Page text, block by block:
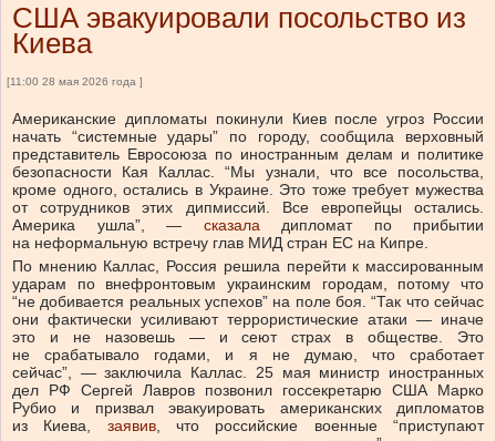
США эвакуировали посольство из
Киева
[11:00 28 мая 2026 года ]
Американские дипломаты покинули Киев после угроз России
начать “системные удары” по городу, сообщила верховный
представитель Евросоюза по иностранным делам и политике
безопасности Кая Каллас. “Мы узнали, что все посольства,
кроме одного, остались в Украине. Это тоже требует мужества
от сотрудников этих дипмиссий. Все европейцы остались.
Америка ушла”, — сказаладипломат по прибытии
на неформальную встречу глав МИД стран ЕС на Кипре.
По мнению Каллас, Россия решила перейти к массированным
ударам по внефронтовым украинским городам, потому что
“не добивается реальных успехов” на поле боя. “Так что сейчас
они фактически усиливают террористические атаки — иначе
это и не назовешь — и сеют страх в обществе. Это
не срабатывало годами, и я не думаю, что сработает
сейчас”, — заключила Каллас. 25 мая министр иностранных
дел РФ Сергей Лавров позвонил госсекретарю США Марко
Рубио и призвал эвакуировать американских дипломатов
из Киева, заявив, что российские военные “приступают